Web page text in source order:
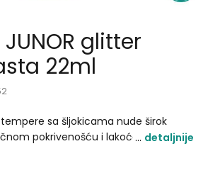
glitter
22ml
tempere sa šljokicama nude širok
pokrivenošću i lakoćomdetaljnije